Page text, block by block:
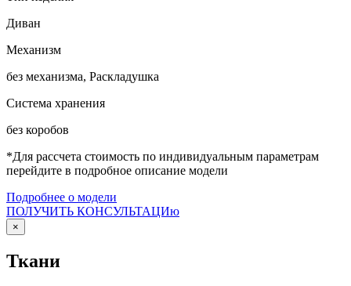
Диван
Механизм
без механизма, Раскладушка
Система хранения
без коробов
*Для рассчета стоимость по индивидуальным параметрам
перейдите в подробное описание модели
Подробнее о модели
ПОЛУЧИТЬ КОНСУЛЬТАЦИю
×
Ткани